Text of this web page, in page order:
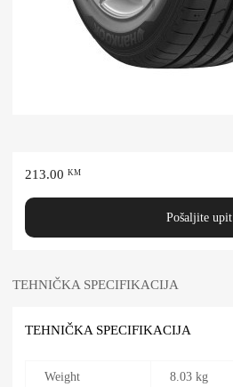
213.00 KM
Pošaljite upit
TEHNIČKA SPECIFIKACIJA
TEHNIČKA SPECIFIKACIJA
Weight 8.03 kg